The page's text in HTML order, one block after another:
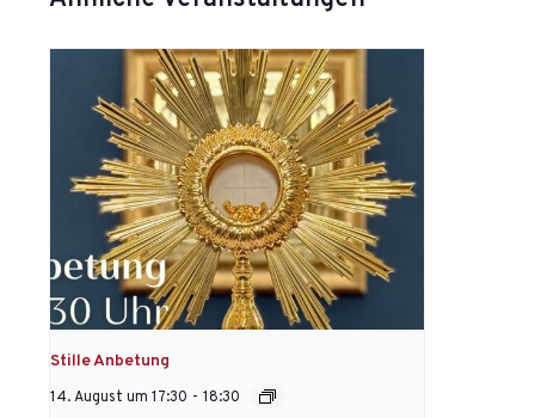
Stille Anbetung
14. August um 17:30 - 18:30